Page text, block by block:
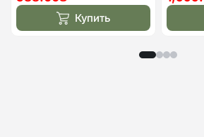
составляла
980.00₴.
588.00₴.Купить